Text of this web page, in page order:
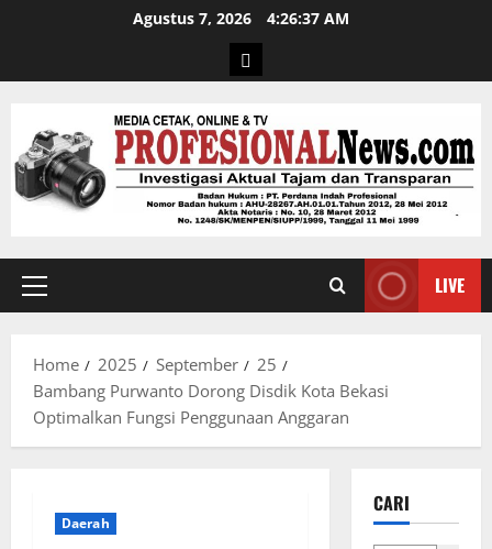
Agustus 7, 2026 4:26:38 AM
LIVE
Home 2025 September
25
Bambang Purwanto Dorong Disdik Kota Bekasi
Optimalkan Fungsi Penggunaan Anggaran
Daerah
CARI